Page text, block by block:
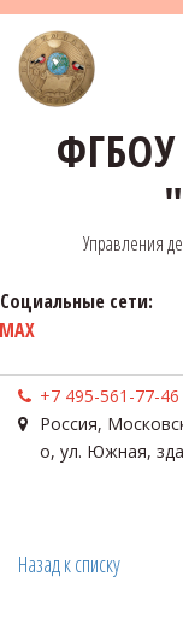
Управления
Социальные сети:
MAX
+7 495-561-77-46
Россия,
о, ул. Южная,
Назад к списку